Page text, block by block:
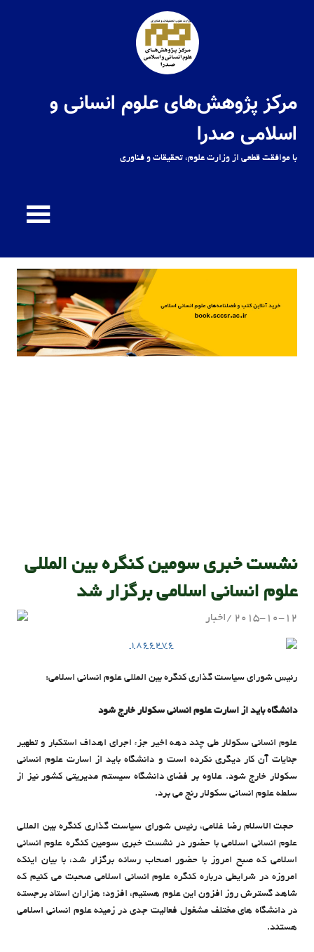
مرکز پژوهش‌های علوم انسانی و
اسلامی صدرا
با موافقت قطعی از وزارت علوم، تحقیقات و فناوری
نشست خبری سومین کنگره بین المللی
علوم انسانی اسلامی برگزار شد
2015-10-12
admin
اخبار
رئیس شورای سیاست گذاری کنگره بین المللی علوم انسانی اسلامی:
دانشگاه باید از اسارت علوم انسانی سکولار خارج شود
علوم انسانی سکولار طی چند دهه اخیر جزء اجرای اهداف استکبار و تطهیر
جنایات آن کار دیگری نکرده است و دانشگاه باید از اسارت علوم انسانی
سکولار خارج شود. علاوه بر فضای دانشگاه سیستم مدیریتی کشور نیز از
سلطه علوم انسانی سکولار رنج می برد.
حجت الاسلام رضا غلامی، رئیس شورای سیاست گذاری کنگره بین المللی
علوم انسانی اسلامی با حضور در نشست خبری سومین کنگره علوم انسانی
اسلامی که صبح امروز با حضور اصحاب رسانه برگزار شد، با بیان اینکه
امروزه در شرایطی درباره کنگره علوم انسانی اسلامی صحبت می کنیم که
شاهد گسترش روز افزون این علوم هستیم، افزود: هزاران استاد برجسته
در دانشگاه های مختلف مشغول فعالیت جدی در زمینه علوم انسانی اسلامی
هستند.